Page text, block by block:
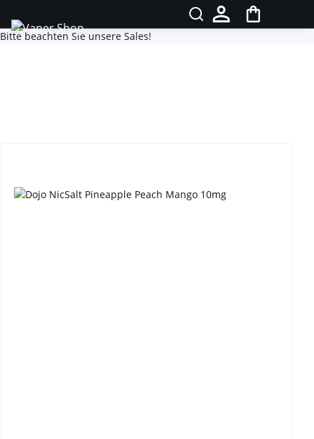
Bitte beachten Sie unsere Sales!